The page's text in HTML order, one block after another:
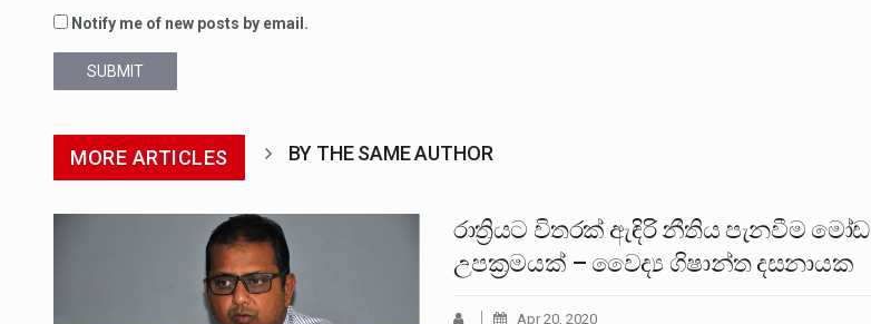
Notify me of new posts by email.
SUBMIT
MORE ARTICLES BY THE SAME AUTHOR
රාත්‍රියට විතරක් ඇඳිරි නීතිය පැනවීම මෝඩ
උපක්‍රමයක් – වෛද්‍ය ගිෂාන්ත දසනායක
Apr 20, 2020